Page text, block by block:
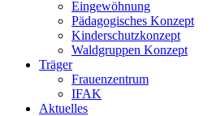
Eingewöhnung
Pädagogisches Konzept
Kinderschutzkonzept
Waldgruppen Konzept
Träger
Frauenzentrum
IFAK
Aktuelles